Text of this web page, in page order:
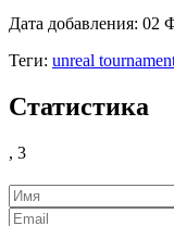
Дата добавления: 02
Теги: unreal
Статистика
, 3